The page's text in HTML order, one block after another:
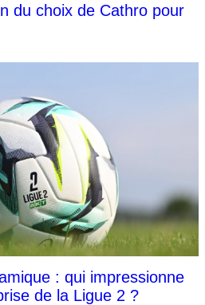
du choix de Cathro pour
: qui impressionne
de la Ligue 2 ?